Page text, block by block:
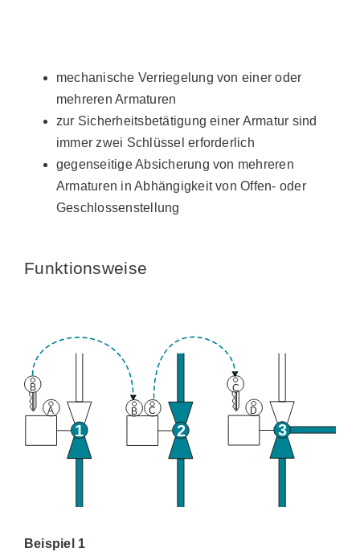
mechanische Verriegelung von einer oder
mehreren Armaturen
zur Sicherheitsbetätigung einer Armatur sind
immer zwei Schlüssel erforderlich
gegenseitige Absicherung von mehreren
Armaturen in Abhängigkeit von Offen- oder
Geschlossenstellung
Funktionsweise
Beispiel 1